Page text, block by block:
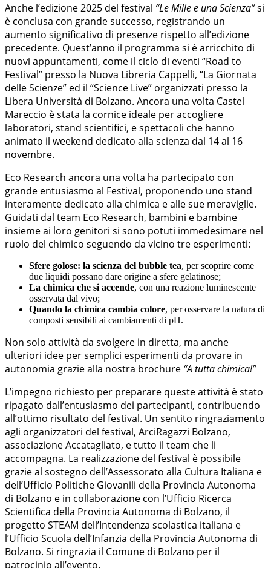
Anche l’edizione 2025 del festival “Le Mille e una Scienza”si
è conclusa con grande successo, registrando un
aumento significativo di presenze rispetto all’edizione
precedente. Quest’anno il programma si è arricchito di
nuovi appuntamenti, come il ciclo di eventi “Road to
Festival” presso la Nuova Libreria Cappelli, “La Giornata
delle Scienze” ed il “Science Live” organizzati presso la
Libera Università di Bolzano. Ancora una volta Castel
Mareccio è stata la cornice ideale per accogliere
laboratori, stand scientifici, e spettacoli che hanno
animato il weekend dedicato alla scienza dal 14 al 16
novembre.
Eco Research ancora una volta ha partecipato con
grande entusiasmo al Festival, proponendo uno stand
interamente dedicato alla chimica e alle sue meraviglie.
Guidati dal team Eco Research, bambini e bambine
insieme ai loro genitori si sono potuti immedesimare nel
ruolo del chimico seguendo da vicino tre esperimenti:
Sfere golose: la scienza del bubble tea, per scoprire come
due liquidi possano dare origine a sfere gelatinose;
La chimica che si accende, con una reazione luminescente
osservata dal vivo;
Quando la chimica cambia colore, per osservare la natura di
composti sensibili ai cambiamenti di pH.
Non solo attività da svolgere in diretta, ma anche
ulteriori idee per semplici esperimenti da provare in
autonomia grazie alla nostra brochure “A tutta chimica!”
L’impegno richiesto per preparare queste attività è stato
ripagato dall’entusiasmo dei partecipanti, contribuendo
all’ottimo risultato del festival. Un sentito ringraziamento
agli organizzatori del festival, ArciRagazzi Bolzano,
associazione Accatagliato, e tutto il team che li
accompagna. La realizzazione del festival è possibile
grazie al sostegno dell’Assessorato alla Cultura Italiana e
dell’Ufficio Politiche Giovanili della Provincia Autonoma
di Bolzano e in collaborazione con l’Ufficio Ricerca
Scientifica della Provincia Autonoma di Bolzano, il
progetto STEAM dell’Intendenza scolastica italiana e
l’Ufficio Scuola dell’Infanzia della Provincia Autonoma di
Bolzano. Si ringrazia il Comune di Bolzano per il
patrocinio all’evento.